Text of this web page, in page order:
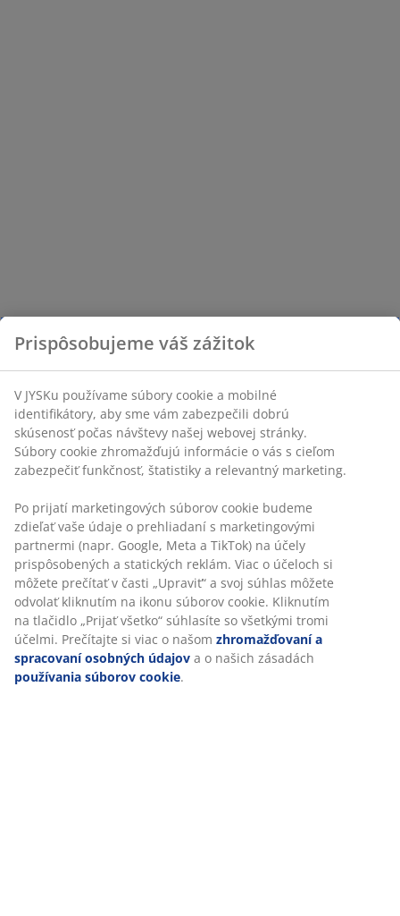
Prispôsobujeme váš zážitok
V JYSKu používame súbory cookie a mobilné
identifikátory, aby sme vám zabezpečili dobrú
skúsenosť počas návštevy našej webovej stránky.
Súbory cookie zhromažďujú informácie o vás s cieľom
zabezpečiť funkčnosť, štatistiky a relevantný marketing.
Po prijatí marketingových súborov cookie budeme
zdieľať vaše údaje o prehliadaní s marketingovými
partnermi (napr. Google, Meta a TikTok) na účely
prispôsobených a statických reklám. Viac o účeloch si
môžete prečítať v časti „Upraviť“ a svoj súhlas môžete
odvolať kliknutím na ikonu súborov cookie. Kliknutím
na tlačidlo „Prijať všetko“ súhlasíte so všetkými tromi
účelmi. Prečítajte si viac o našom zhromažďovaní a
spracovaní osobných údajov a o našich zásadách
používania súborov cookie.